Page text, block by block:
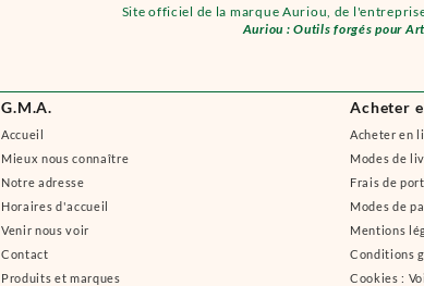
Site officiel de la marque Auriou, de
Auriou : Outils forgés pour
G.M.A.
Accueil
Mieux nous connaître
Notre adresse
Horaires d'accueil
Venir nous voir
Contact
Produits et marques
Acheter
Acheter en
Modes de
Frais de port
Modes de
Mentions
Conditions
Cookies :